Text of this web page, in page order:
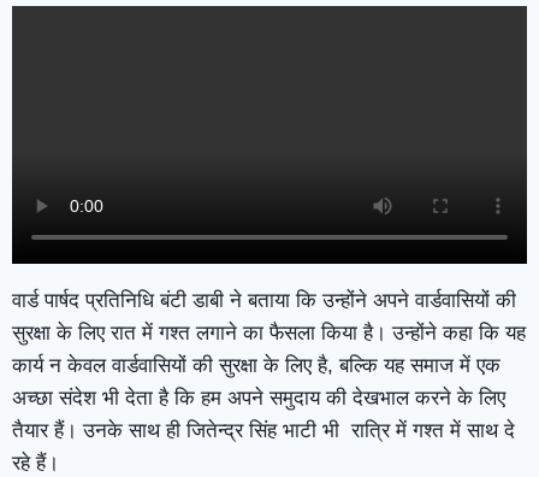
वार्ड पार्षद प्रतिनिधि बंटी डाबी ने बताया कि उन्होंने अपने वार्डवासियों की
सुरक्षा के लिए रात में गश्त लगाने का फैसला किया है। उन्होंने कहा कि यह
कार्य न केवल वार्डवासियों की सुरक्षा के लिए है, बल्कि यह समाज में एक
अच्छा संदेश भी देता है कि हम अपने समुदाय की देखभाल करने के लिए
तैयार हैं। उनके साथ ही जितेन्द्र सिंह भाटी भी रात्रि में गश्त में साथ दे
रहे हैं।